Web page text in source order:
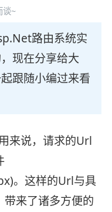
谈~
路由系统实
现在分享给大
跟随小编过来看
来说，请求的Url
。这样的Url与具
来了诸多方便的